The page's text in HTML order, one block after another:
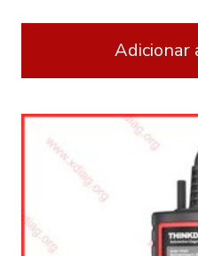
Adicionar